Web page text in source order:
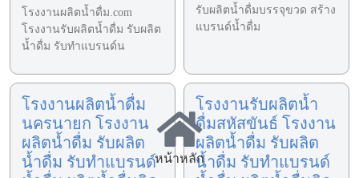
โรงงานผลิตน้ำดื่ม.com
โรงงานรับผลิตน้ำดื่ม รับผลิต
น้ำดื่ม รับทำแบรนด์น
รับผลิตน้ำดื่มบรรจุขวด สร้าง
แบรนด์น้ำดื่ม
โรงงานผลิตน้ำดื่ม
นครนายก โรงงาน
ผลิตน้ำดื่ม รับผลิต
น้ำดื่ม รับทำแบรนด์
โรงงานรับผลิตน้ำ
ดื่มสหัสขันธ์ โรงงาน
ผลิตน้ำดื่ม รับผลิต
น้ำดื่ม รับทำแบรนด์
หน้าหลัก